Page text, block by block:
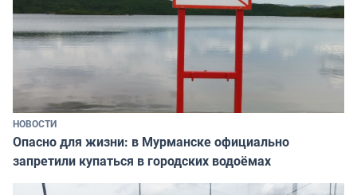
НОВОСТИ
Опасно для жизни: в Мурманске официально
запретили купаться в городских водоёмах